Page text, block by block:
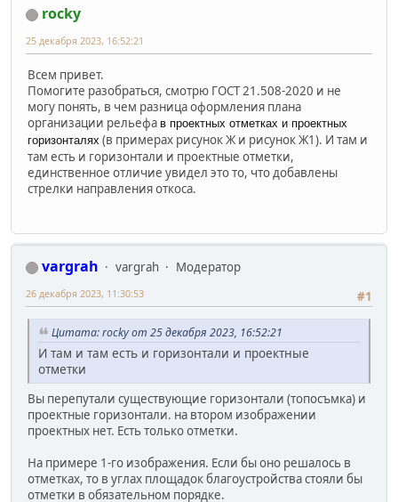
rocky
25 декабря 2023, 16:52:21
Всем привет.
Помогите разобраться, смотрю ГОСТ 21.508-2020 и не
могу понять, в чем разница оформления плана
организации рельефа в проектных отметках и проектных
горизонталях (в примерах рисунок Ж и рисунок Ж1). И там и
там есть и горизонтали и проектные отметки,
единственное отличие увидел это то, что добавлены
стрелки направления откоса.
vargrah vargrah
Модератор
#1
26 декабря 2023, 11:30:53
Цитата: rocky от 25 декабря 2023, 16:52:21
И там и там есть и горизонтали и проектные
отметки
Вы перепутали существующие горизонтали (топосъмка) и
проектные горизонтали. на втором изображении
проектных нет. Есть только отметки.
На примере 1-го изображения. Если бы оно решалось в
отметках, то в углах площадок благоустройства стояли бы
отметки в обязательном порядке.